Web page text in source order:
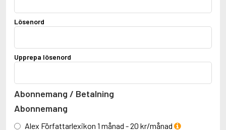
Lösenord
Upprepa lösenord
Abonnemang / Betalning
Abonnemang
Alex Författarlexikon 1 månad - 20 kr/månad